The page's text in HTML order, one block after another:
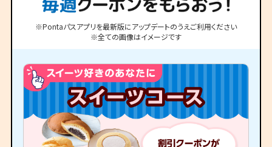
※Pontaパスアプリを最新版にアップデートのうえご利用ください
※全ての画像はイメージです